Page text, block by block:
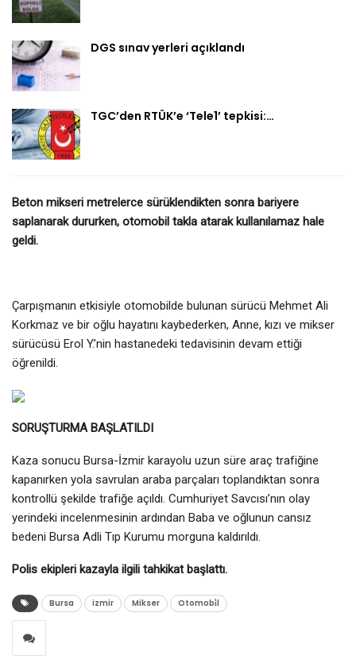
DGS sınav yerleri açıklandı
TGC’den RTÜK’e ‘Tele1’ tepkisi:…
Beton mikseri metrelerce sürüklendikten sonra bariyere
saplanarak dururken, otomobil takla atarak kullanılamaz hale
geldi.
Çarpışmanın etkisiyle otomobilde bulunan sürücü Mehmet Ali
Korkmaz ve bir oğlu hayatını kaybederken, Anne, kızı ve mikser
sürücüsü Erol Y.’nin hastanedeki tedavisinin devam ettiği
öğrenildi.
SORUŞTURMA BAŞLATILDI
Kaza sonucu Bursa-İzmir karayolu uzun süre araç trafiğine
kapanırken yola savrulan araba parçaları toplandıktan sonra
kontrollü şekilde trafiğe açıldı. Cumhuriyet Savcısı’nın olay
yerindeki incelenmesinin ardından Baba ve oğlunun cansız
bedeni Bursa Adli Tıp Kurumu morguna kaldırıldı.
Polis ekipleri kazayla ilgili tahkikat başlattı.
Bursa izmir Mikser Otomobi̇l